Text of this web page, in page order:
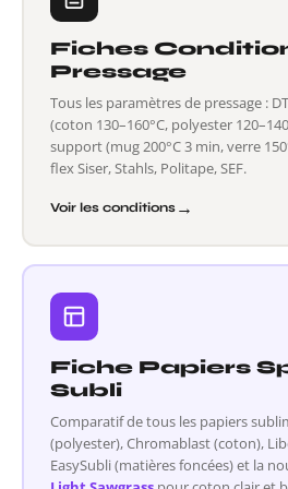
Fiches
Pressage
Tous les paramètres de pressage :
(coton 130–160°C, polyester
support (mug 200°C 3 min, verre
flex Siser, Stahls, Politape, SEF.
Voir les conditions→
Fiche Papiers
Subli
Comparatif de tous les papiers
(polyester), Chromablast (coton),
EasySubli (matières foncées) et la